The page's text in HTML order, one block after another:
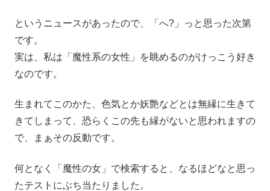
というニュースがあったので、「へ?」っと思った次第
です。
実は、私は「魔性系の女性」を眺めるのがけっこう好き
なのです。
生まれてこのかた、色気とか妖艶などとは無縁に生きて
きてしまって、恐らくこの先も縁がないと思われますの
で、まぁその反動です。
何となく「魔性の女」で検索すると、なるほどなと思っ
たテストにぶち当たりました。